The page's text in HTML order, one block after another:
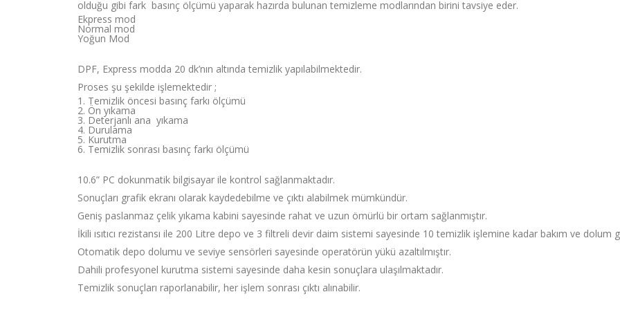
olduğu gibi fark basınç ölçümü yaparak hazırda bulunan temizleme modlarından birini tavsiye eder.
Ekpress mod
Normal mod
Yoğun Mod
DPF, Express modda 20 dk’nın altında temizlik yapılabilmektedir.
Proses şu şekilde işlemektedir ;
Temizlik öncesi basınç farkı ölçümü
Ön yıkama
Deterjanlı ana yıkama
Durulama
Kurutma
Temizlik sonrası basınç farkı ölçümü
10.6” PC dokunmatik bilgisayar ile kontrol sağlanmaktadır.
Sonuçları grafik ekranı olarak kaydedebilme ve çıktı alabilmek mümkündür.
Geniş paslanmaz çelik yıkama kabini sayesinde rahat ve uzun ömürlü bir ortam sağlanmıştır.
İkili ısıtıcı rezistansı ile 200 Litre depo ve 3 filtreli devir daim sistemi sayesinde 10 temizlik işlemine kadar bakım ve dolum
Otomatik depo dolumu ve seviye sensörleri sayesinde operatörün yükü azaltılmıştır.
Dahili profesyonel kurutma sistemi sayesinde daha kesin sonuçlara ulaşılmaktadır.
Temizlik sonuçları raporlanabilir, her işlem sonrası çıktı alınabilir.